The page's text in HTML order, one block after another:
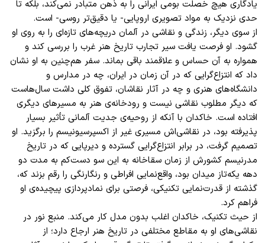
یادگاری هیچ خصلت بومی ایرانی را به ذهن متبادر نمی‌کند، بلکه تا
حدی نزدیک به مواد تصویری اروپایی- یا دقیق‌تر روسی- است.
از سوی دیگر، زندگی و نقاشی در آلمان دریچه‌های تازه‌ای را به روی او
گشود. او فرصت یافت سیر تجارب تاریخ هنر غرب را بررسی کند و
همواره به آن حساس و علاقمند باقی بماند. سفر هم‌چنین به او نشان
داد که انتزاع‌گرایی که در آن زمان در ایران، چه در مدارس و
دانشگاه‌های هنری و چه در آثار نقاشان، تفوق کلی داشت سال‌هاست
که دیگر مطلوب نقاشی نیست و رودخانه‌ی هنر به مسیرهای دیگری
افتاده است. خاکدان با آنکه از روحیه‌ی جدیت آلمانی تأثیر بسیار
پذیرفته بود، در نقاشی‌اش مسیری غیر از اکسپرسیونیسم را برگزید. او
تصمیم گرفت، در برابر انتزاع‌گرایی گسترده و دیرپایی که در تاریخ
مدرنیسم کشورش از زمان سقاخانه به این سو دست‌کم به مدت دو
دهه یکه‌تاز میدان بود، واقع‌نمایی افراطی و رنگارنگی را رقم بزند که،
گذشته از قدرت‌نمایی تکنیکی، فرصتی برای نمادپردازی پیچیده‌ی او
فراهم کرد.
از حیث تکنیک، خاکدان اغلب بدون مدل کار می‌کند. منبع نور در
نقاشی‌های او به مقاطع مختلفی در تاریخ هنر ارجاع دارد؛ از